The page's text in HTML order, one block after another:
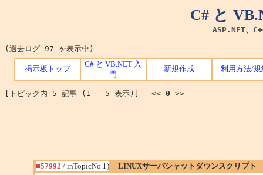
C# と
ASP.NET、
(過去ログ 97 を表示中)
掲示板トップ
C# と VB.NET 入
門
新規作成 利用方法/規
[トピック内 5 記事 (1 - 5 表示)] << 0 >>
■57992 / inTopicNo.1) LINUXサーバシャットダウンスクリプト